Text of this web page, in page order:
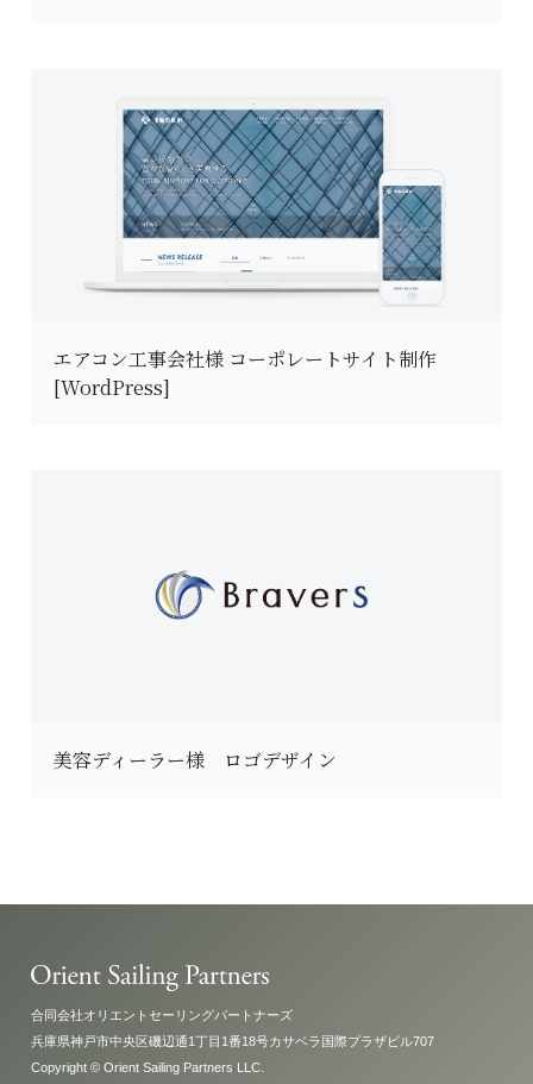
エアコン工事会社様 コーポレートサイト制作
[WordPress]
美容ディーラー様 ロゴデザイン
合同会社オリエントセーリングパートナーズ
兵庫県神戸市中央区磯辺通1丁目1番18号カサベラ国際プラザビル707
Copyright © Orient Sailing Partners LLC.